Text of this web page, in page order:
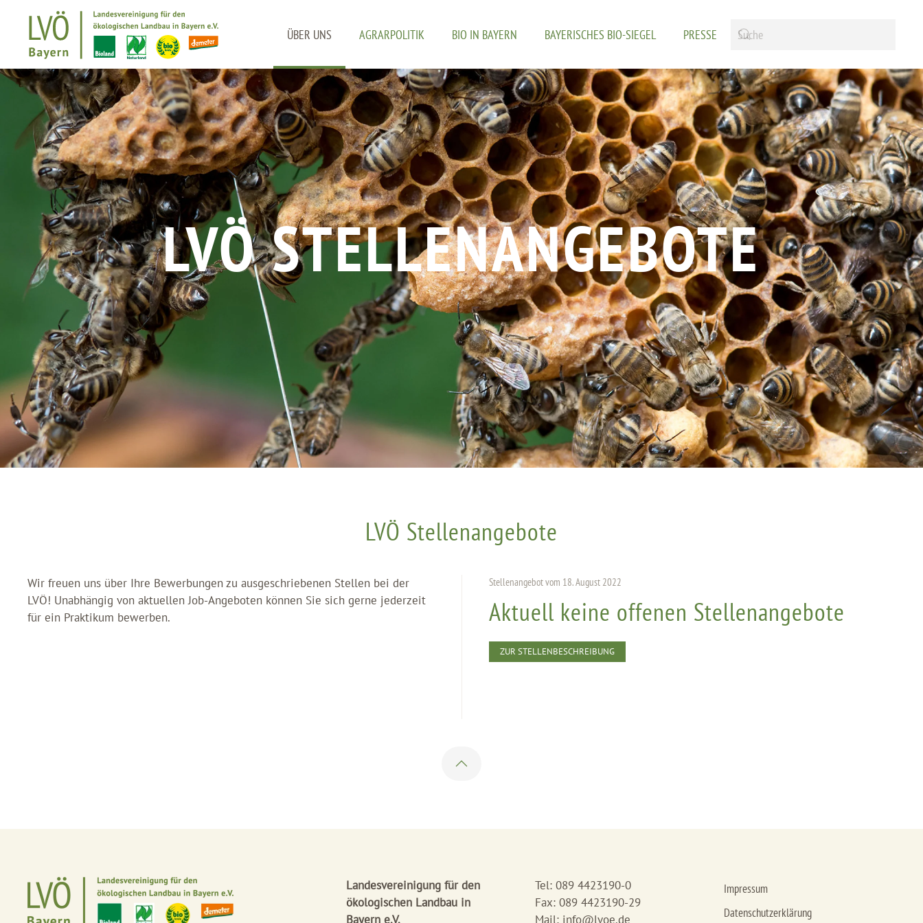
Zum Hauptinhalt springen ÜBER UNS AGRARPOLITIK BIO IN BAYERN BAYERISCHES BIO-SIEGEL PRESSE
LVÖ STELLENANGEBOTE
LVÖ Stellenangebote
Wir freuen uns über Ihre Bewerbungen zu ausgeschriebenen Stellen bei der
LVÖ! Unabhängig von aktuellen Job-Angeboten können Sie sich gerne jederzeit
für ein Praktikum bewerben.
Stellenangebot vom 18. August 2022
Aktuell keine offenen Stellenangebote
ZUR STELLENBESCHREIBUNG
Landesvereinigung für den
ökologischen Landbau in
Bayern e.V.
Tel: 089 4423190-0
Fax: 089 4423190-29
Mail: info@lvoe.de
Impressum
Datenschutzerklärung